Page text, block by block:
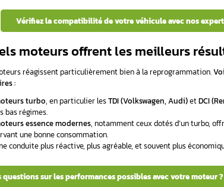
1.2. Pourquoi parle-t-on
sécurité .
Voici ce que la reprogrammation permet :
Optimiser les réglages de base
Respecter les limites mécaniques
En somme, vous roulez dans la même
Prêt à libérer les